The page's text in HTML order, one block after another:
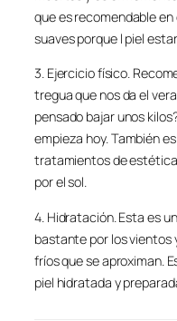
que es recomendable
suaves porque l piel
3. Ejercicio físico.
tregua que nos da el
pensado bajar unos
empieza hoy. También
tratamientos de estética
por el sol.
4. Hidratación. Esta es
bastante por los vientos
fríos que se aproximan.
piel hidratada y